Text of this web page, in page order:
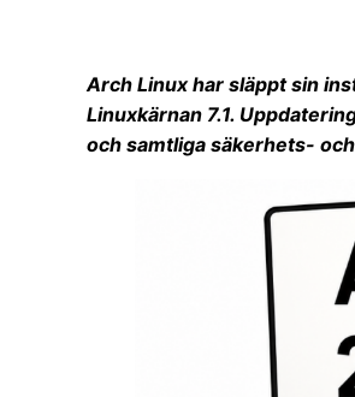
Arch Linux har släppt sin
Linuxkärnan 7.1.
och samtliga säkerhets-